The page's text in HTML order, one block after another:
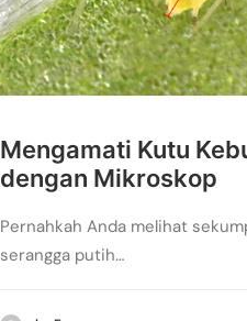
Mengamati Kutu
dengan Mikroskop
Pernahkah Anda melihat
serangga putih…